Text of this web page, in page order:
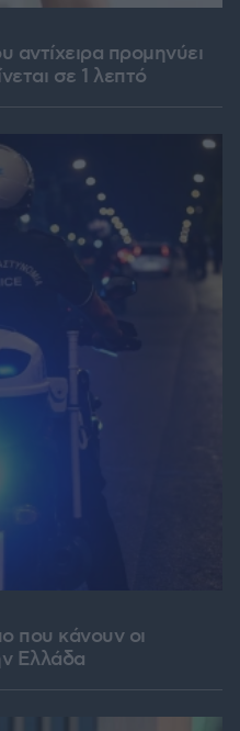
προμηνύει
σε 1 λεπτό
που κάνουν οι
Ελλάδα